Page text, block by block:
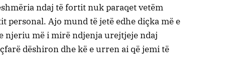
ndaj të fortit nuk paraqet vetëm
Ajo mund të jetë edhe diçka më e
njeriu më i mirë ndjenja urejtjeje ndaj
dëshiron dhe kë e urren ai që jemi të